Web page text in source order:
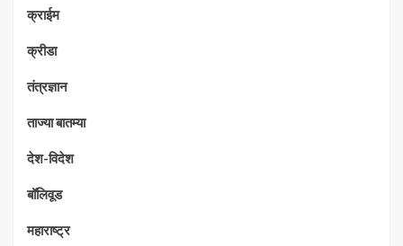
क्राईम
क्रीडा
तंत्रज्ञान
ताज्या बातम्या
देश-विदेश
बॉलिवूड
महाराष्ट्र